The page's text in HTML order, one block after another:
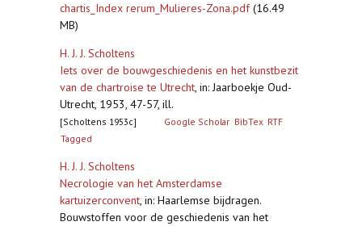
chartis_Index rerum_Mulieres-Zona.pdf(16.49
MB)
H. J. J. Scholtens
Iets over de bouwgeschiedenis en het kunstbezit
van de chartroise te Utrecht, in: Jaarboekje Oud-
Utrecht, 1953, 47-57, ill.
[Scholtens 1953c] Google Scholar BibTex RTF
Tagged
H. J. J. Scholtens
Necrologie van het Amsterdamse
kartuizerconvent, in: Haarlemse bijdragen.
Bouwstoffen voor de geschiedenis van het